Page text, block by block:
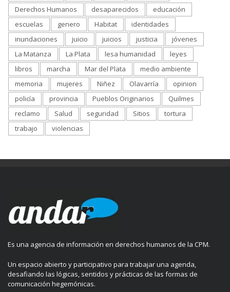
Derechos Humanos
desaparecidos
educación
escuelas
genero Habitat
identidades
inundaciones
juicio juicios justicia
jóvenes
La Matanza
La Plata lesa humanidad
leyes
libros
marcha Mar del Plata
medio ambiente
memoria
mujeres Niñez Olavarría
opinion
policía
provincia Pueblos Originarios
Quilmes
reclamo
Salud seguridad Sitios
tortura
trabajo
violencias
Es una agencia de información en derechos humanos de la CPM.
Un espacio abierto y participativo para trabajar una agenda,
desafiando las lógicas, sentidos y prácticas de las formas de
comunicación hegemónicas.